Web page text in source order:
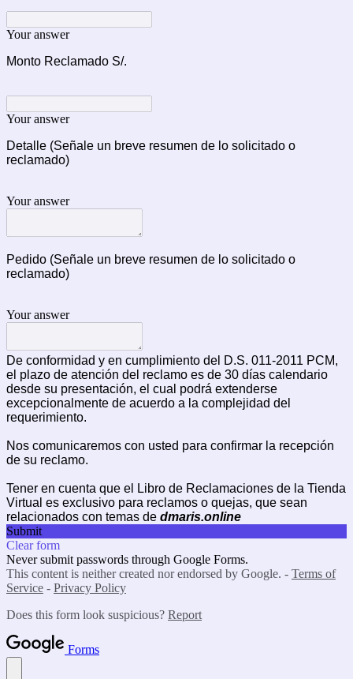
Your answer
Monto Reclamado S/.
Your answer
Detalle (Señale un breve resumen de lo solicitado o
reclamado)
Your answer
Pedido (Señale un breve resumen de lo solicitado o
reclamado)
Your answer
De conformidad y en cumplimiento del D.S. 011-2011 PCM,
el plazo de atención del reclamo es de 30 días calendario
desde su presentación, el cual podrá extenderse
excepcionalmente de acuerdo a la complejidad del
requerimiento.
Nos comunicaremos con usted para confirmar la recepción
de su reclamo.
Tener en cuenta que el Libro de Reclamaciones de la Tienda
Virtual es exclusivo para reclamos o quejas, que sean
relacionados con temas de dmaris.online
Submit
Clear form
Never submit passwords through Google Forms.
This content is neither created nor endorsed by Google. - Terms of
Service - Privacy Policy
Does this form look suspicious? Report
Forms